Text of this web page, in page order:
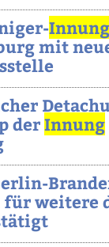
Innung
mit
derInnung
für weitere